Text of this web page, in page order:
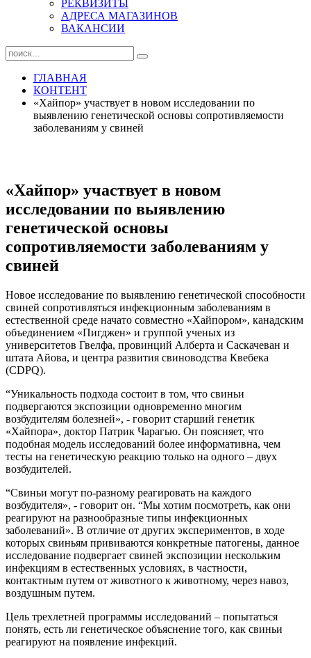
РЕКВИЗИТЫ
АДРЕСА МАГАЗИНОВ
ВАКАНСИИ
ГЛАВНАЯ
КОНТЕНТ
«Хайпор» участвует в новом исследовании по
выявлению генетической основы сопротивляемости
заболеваниям у свиней
«Хайпор» участвует в новом
исследовании по выявлению
генетической основы
сопротивляемости заболеваниям у
свиней
Новое исследование по выявлению генетической способности
свиней сопротивляться инфекционным заболеваниям в
естественной среде начато совместно «Хайпором», канадским
объединением «Пигджен» и группой ученых из
университетов Гвелфа, провинций Алберта и Саскачеван и
штата Айова, и центра развития свиноводства Квебека
(CDPQ).
“Уникальность подхода состоит в том, что свиньи
подвергаются экспозиции одновременно многим
возбудителям болезней», - говорит старший генетик
«Хайпора», доктор Патрик Чарагью. Он поясняет, что
подобная модель исследований более информативна, чем
тесты на генетическую реакцию только на одного – двух
возбудителей.
“Свиньи могут по-разному реагировать на каждого
возбудителя», - говорит он. “Мы хотим посмотреть, как они
реагируют на разнообразные типы инфекционных
заболеваний». В отличие от других экспериментов, в ходе
которых свиньям прививаются конкретные патогены, данное
исследование подвергает свиней экспозиции нескольким
инфекциям в естественных условиях, в частности,
контактным путем от животного к животному, через навоз,
воздушным путем.
Цель трехлетней программы исследований – попытаться
понять, есть ли генетическое объяснение того, как свиньи
реагируют на появление инфекций.